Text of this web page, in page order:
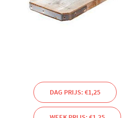
DAG PRIJS: €1,25